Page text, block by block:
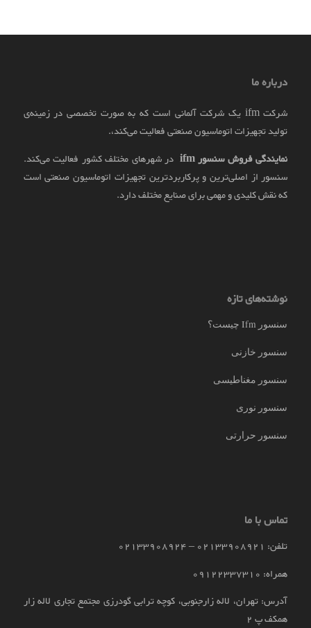
درباره ما
شرکت ifm یک شرکت آلمانی است که به صورت تخصصی در زمینه‌ی
تولید تجهیزات اتوماسیون صنعتی فعالیت می‌کند،.
نمایندگی فروش سنسورifm
در شهرهای مختلف کشور فعالیت می‌کند.
سنسور از اصلی‌ترین و پرکاربردترین تجهیزات اتوماسیون صنعتی است
که نقش کلیدی و مهمی برای صنایع مختلف دارد.
نوشته‌های تازه
سنسور Ifm چیست؟
سنسور خازنی
سنسور مغناطیسی
سنسور نوری
سنسور حرارتی
تماس با ما
تلفن: 02133908921 – 02133908924
همراه: 09122337310
آدرس: تهران، لاله زارجنوبی، کوچه ترابی گودرزی مجتمع تجاری لاله زار
همکف پ 2